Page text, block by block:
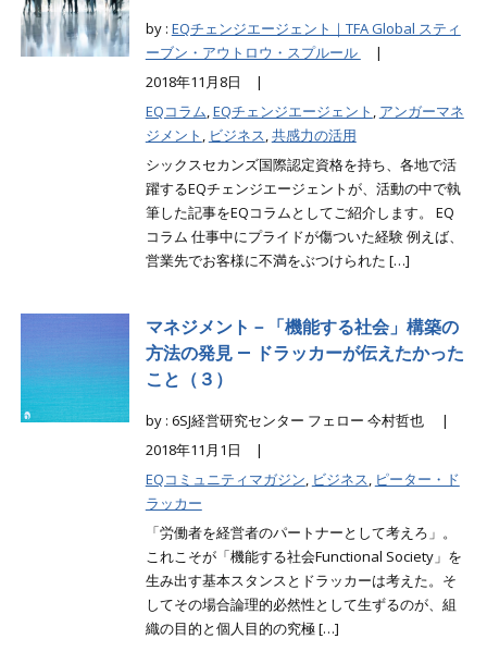
by : EQチェンジエージェント｜TFA Global スティ
ーブン・アウトロウ・スプルール
|
2018年11月8日 |
EQコラム,EQチェンジエージェント , アンガーマネ
ジメント , ビジネス,共感力の活用
シックスセカンズ国際認定資格を持ち、各地で活
躍するEQチェンジエージェントが、活動の中で執
筆した記事をEQコラムとしてご紹介します。 EQ
コラム 仕事中にプライドが傷ついた経験 例えば、
営業先でお客様に不満をぶつけられた […]
マネジメント－「機能する社会」構築の
方法の発見 ― ドラッカーが伝えたかった
こと（３）
by : 6SJ経営研究センター フェロー 今村哲也 |
2018年11月1日 |
EQコミュニティマガジン ビジネス ピーター・ド
ラッカー
「労働者を経営者のパートナーとして考えろ」。
これこそが「機能する社会Functional Society」を
生み出す基本スタンスとドラッカーは考えた。そ
してその場合論理的必然性として生ずるのが、組
織の目的と個人目的の究極 […]